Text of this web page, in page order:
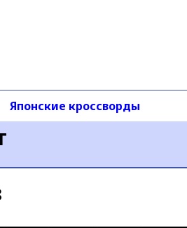
Японские кроссворды